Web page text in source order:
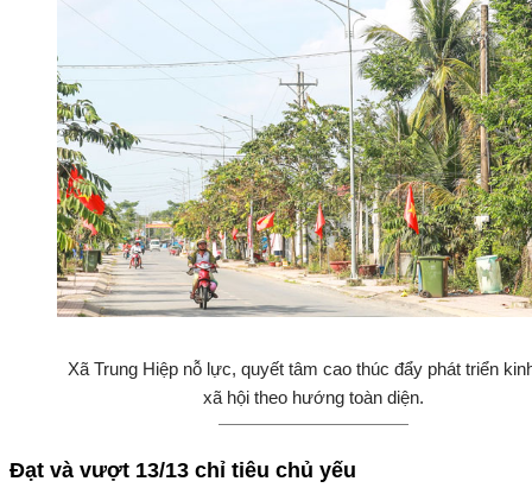
Xã Trung Hiệp nỗ lực, quyết tâm cao thúc đẩy phát triển
xã hội theo hướng toàn diện.
Đạt và vượt 13/13 chỉ tiêu chủ yếu